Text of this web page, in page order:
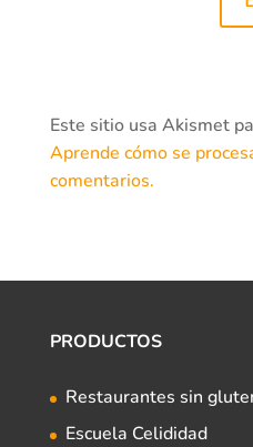
Este sitio usa Akismet
Aprende cómo se
comentarios.
PRODUCTOS
Restaurantes sin
Escuela Celididad